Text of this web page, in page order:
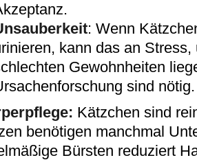
: Wenn
kann das an
Gewohnheiten
sind nötig.
Kätzchen sind
benötigen manchmal
Bürsten reduziert